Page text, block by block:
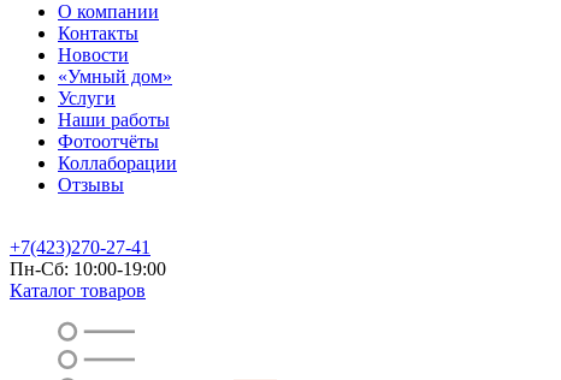
О компании
Контакты
Новости
«Умный дом»
Услуги
Наши работы
Фотоотчёты
Коллаборации
Отзывы
+7(423)270-27-41
Пн-Сб: 10:00-19:00
Каталог товаров